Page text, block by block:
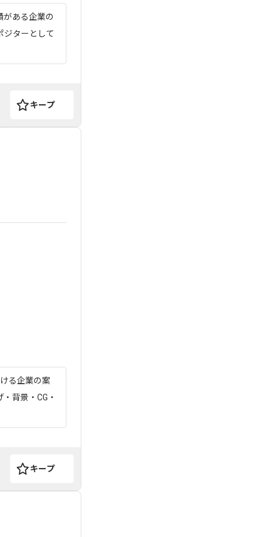
がある企業の
ジターとして
キープ
る企業の案
背景・CG・
キープ